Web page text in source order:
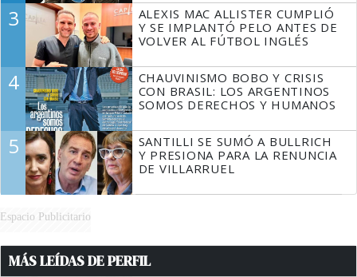
3
ALEXIS MAC ALLISTER CUMPLIÓ
Y SE IMPLANTÓ PELO ANTES DE
VOLVER AL FÚTBOL INGLÉS
4
CHAUVINISMO BOBO Y CRISIS
CON BRASIL: LOS ARGENTINOS
SOMOS DERECHOS Y HUMANOS
5
SANTILLI SE SUMÓ A BULLRICH
Y PRESIONA PARA LA RENUNCIA
DE VILLARRUEL
Espacio Publicitario
MÁS LEÍDAS DE PERFIL